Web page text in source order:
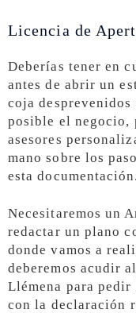
Licencia de
Deberías tener en
antes de abrir un
coja
posible el negocio,
asesores
mano sobre los
esta documentación.
Necesitaremos un
redactar un plano
donde vamos a
deberemos acudir
Llémena para
con la declaración